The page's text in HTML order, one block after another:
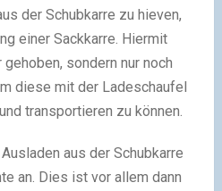
der Schubkarre zu hieven,
einer Sackkarre. Hiermit
sondern nur noch
diese mit der Ladeschaufel
transportieren zu können.
aus der Schubkarre
an. Dies ist vor allem dann